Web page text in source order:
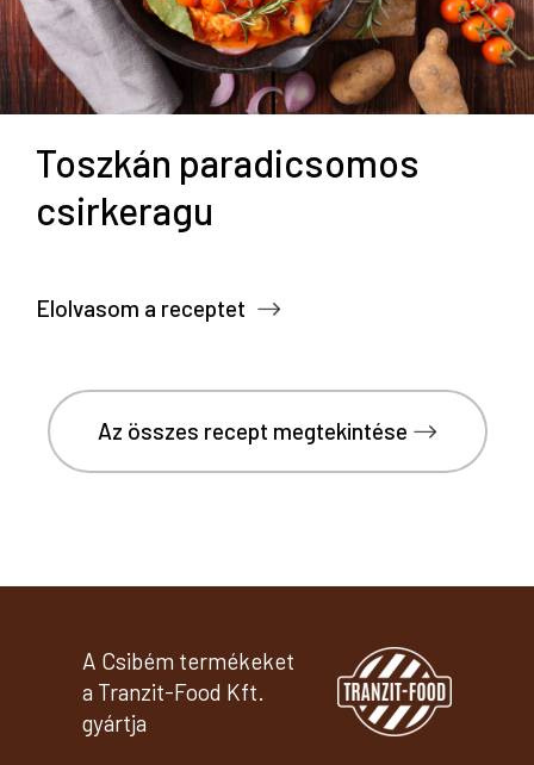
Toszkán paradicsomos
csirkeragu
Elolvasom a receptet
Az összes recept megtekintése
A Csibém termékeket
a Tranzit-Food Kft.
gyártja